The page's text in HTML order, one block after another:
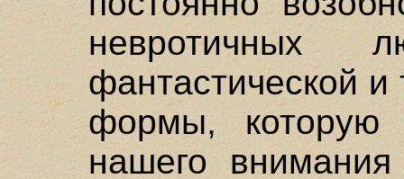
невротичных
фантастической
формы,
нашего